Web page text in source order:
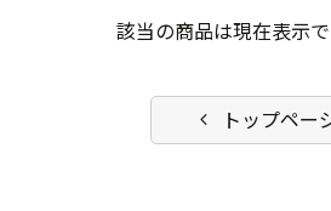
該当の商品は現在表示で
chevron_left トップペー